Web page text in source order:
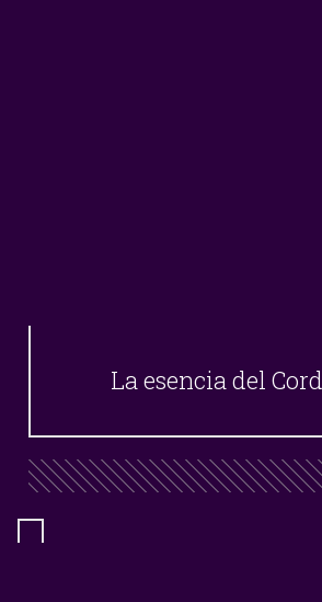
La esencia del